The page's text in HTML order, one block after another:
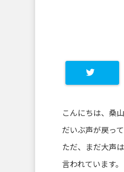
こんにちは、桑山
だいぶ声が戻って
ただ、まだ大声
言われています。